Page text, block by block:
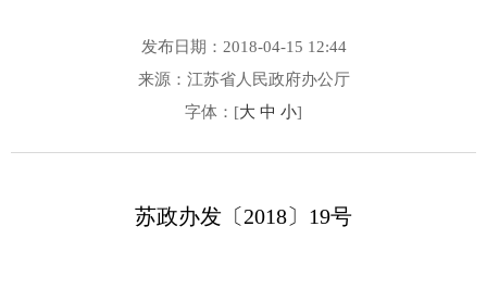
发布日期：2018-04-15 12:44
来源：江苏省人民政府办公厅
字体：[大 中 小]
苏政办发〔2018〕19号